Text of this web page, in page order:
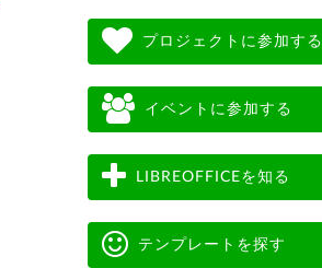
プロジェクトに参加する
イベントに参加する
LIBREOFFICEを知る
テンプレートを探す